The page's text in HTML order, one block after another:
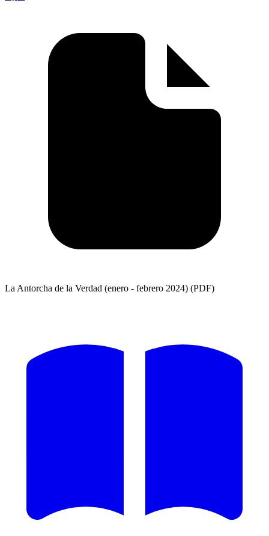
La Antorcha de la Verdad (enero - febrero 2024) (PDF)